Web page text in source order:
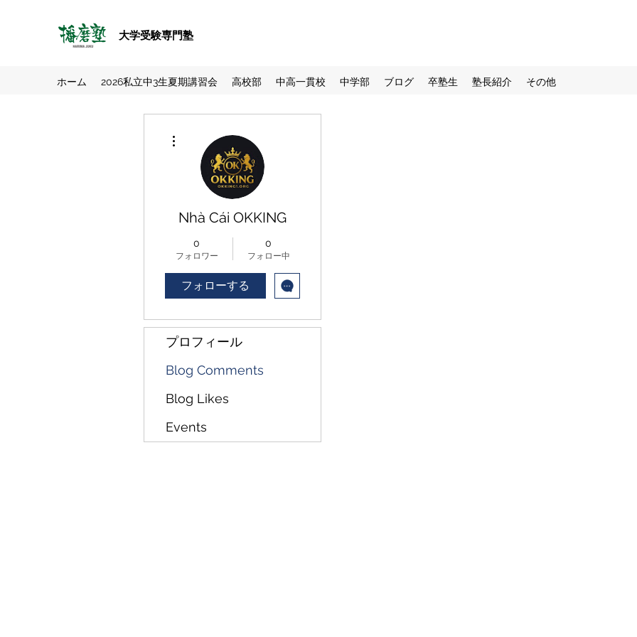
大学受験専門塾
ホーム 2026私立中3生夏期講習会 高校部 中高一貫校 中学部 ブログ 卒塾生 塾長紹介 その他
Nhà Cái OKKING
0
フォロワー
0
フォロー中
フォローする
プロフィール
Blog Comments
Blog Likes
Events